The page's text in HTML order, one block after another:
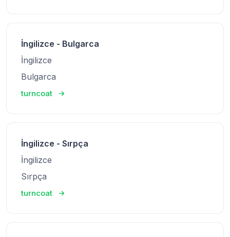
İngilizce - Bulgarca
İngilizce
Bulgarca
turncoat
İngilizce - Sırpça
İngilizce
Sırpça
turncoat